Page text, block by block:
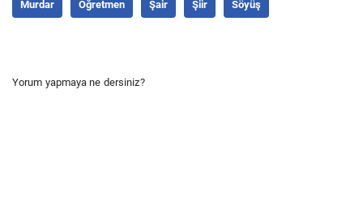
Murdar Öğretmen Şair Şiir Söyüş
Yorum yapmaya ne dersiniz?